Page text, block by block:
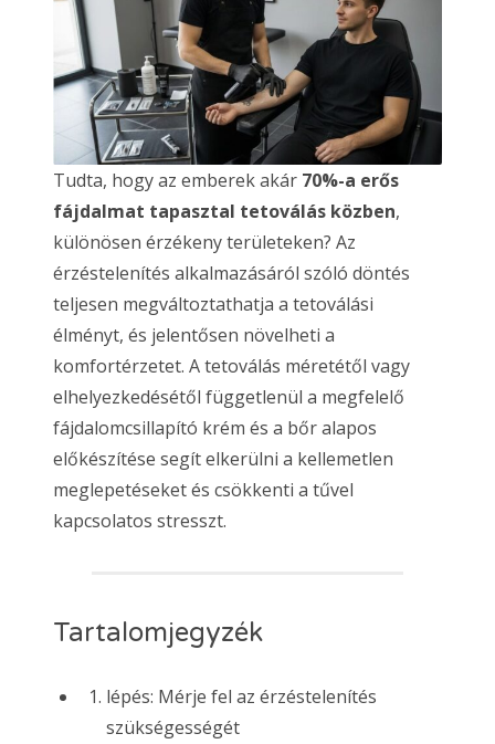
Tudta, hogy az emberek akár 70%-a erős
fájdalmat tapasztal tetoválás közben,
különösen érzékeny területeken? Az
érzéstelenítés alkalmazásáról szóló döntés
teljesen megváltoztathatja a tetoválási
élményt, és jelentősen növelheti a
komfortérzetet. A tetoválás méretétől vagy
elhelyezkedésétől függetlenül a megfelelő
fájdalomcsillapító krém és a bőr alapos
előkészítése segít elkerülni a kellemetlen
meglepetéseket és csökkenti a tűvel
kapcsolatos stresszt.
Tartalomjegyzék
lépés: Mérje fel az érzéstelenítés
szükségességét